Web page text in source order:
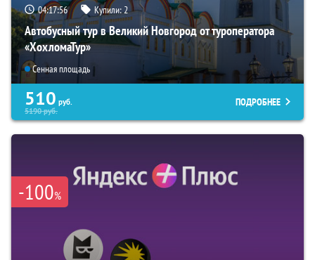
04:17:55 Купили:2
Автобусный тур в Великий Новгород от туроператора
«ХохломаТур»
Сенная площадь
510 руб.
5190руб.
ПОДРОБНЕЕ
-100%